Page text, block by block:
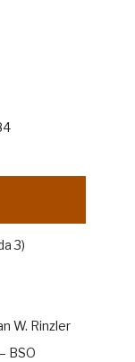
3)
W. Rinzler
BSO